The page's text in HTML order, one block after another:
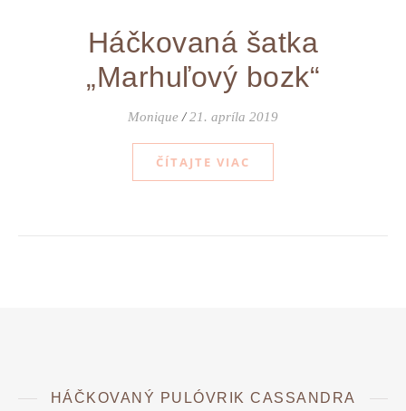
Háčkovaná šatka
„Marhuľový bozk“
Monique / 21. apríla 2019
ČÍTAJTE VIAC
HÁČKOVANÝ PULÓVRIK CASSANDRA